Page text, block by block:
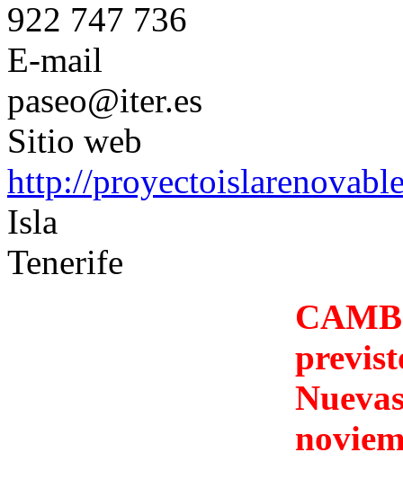
922 747 736
E-mail
paseo@iter.es
Sitio web
http://
Isla
Tenerife